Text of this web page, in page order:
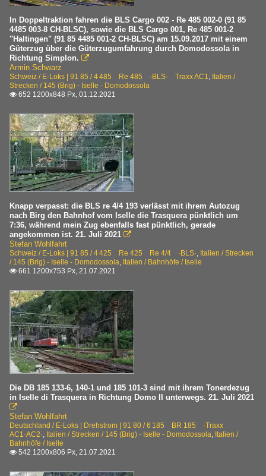
In Doppeltraktion fahren die BLS Cargo 002 - Re 485 002-0 (91 85
4485 003-8 CH-BLSC), sowie die BLS Cargo 001, Re 485 001-2
"Haltingen" (91 85 4485 001-2 CH-BLSC) am 15.09.2017 mit einem
Güterzug über die Güterzugumfahrung durch Domodossola in
Richtung Simplon. 
Armin Schwarz
Schweiz / E-Loks | 91 85 / 4 485 Re 485 ·BLS· Traxx AC1, Italien /
Strecken / 145 (Brig) - Iselle - Domodossola
 652 1200x848 Px, 01.12.2021
Knapp verpasst: die BLS re 4/4 193 verlässt mit ihrem Autozug
nach Birg den Bahnhof vom Iselle die Trasquera pünktlich um
7:36, während mein Zug ebenfalls fast pünktlich, gerade
angekommen ist. 21. Juli 2021 
Stefan Wohlfahrt
Schweiz / E-Loks | 91 85 / 4 425 Re 425 Re 4/4 ·BLS·, Italien / Strecken
/ 145 (Brig) - Iselle - Domodossola, Italien / Bahnhöfe / Iselle
 661 1200x753 Px, 21.07.2021
Die DB 185 133-6, 140-1 und 185 101-3 sind mit ihrem Tonerdezug
in Iselle di Trasquera in Richtung Domo II unterwegs. 21. Juli 2021

Stefan Wohlfahrt
Deutschland / E-Loks | Drehstrom | 91 80 / 6 185 BR 185 ·Traxx
AC1·AC2·, Italien / Strecken / 145 (Brig) - Iselle - Domodossola, Italien /
Bahnhöfe / Iselle
 542 1200x806 Px, 21.07.2021